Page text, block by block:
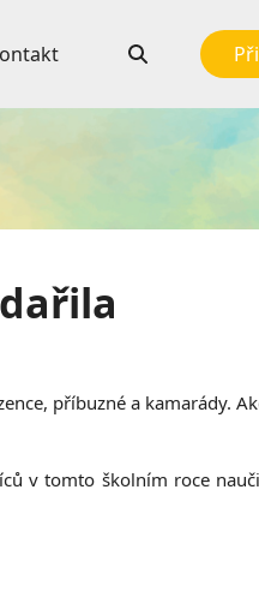
příbuzné a kamarády.
v tomto školním roce